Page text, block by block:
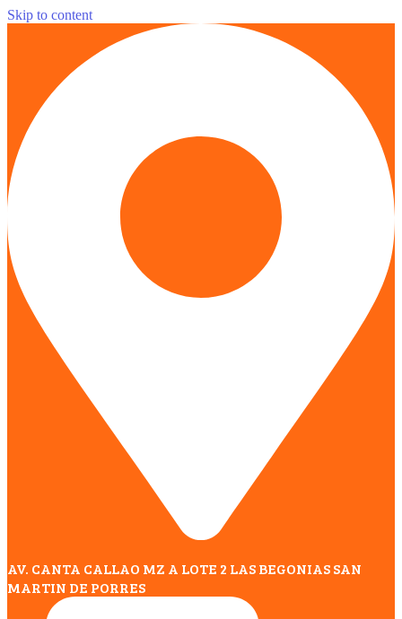
Skip to content
AV. CANTA CALLAO MZ A LOTE 2 LAS BEGONIAS SAN
MARTIN DE PORRES